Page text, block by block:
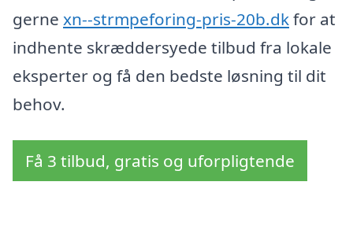
gerne xn--strmpeforing-pris-20b.dkfor at
indhente skræddersyede tilbud fra lokale
eksperter og få den bedste løsning til dit
behov.
Få 3 tilbud, gratis og uforpligtende